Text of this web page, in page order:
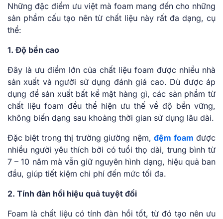
Những đặc điểm ưu việt mà foam mang đến cho những
sản phẩm cấu tạo nên từ chất liệu này rất đa dạng, cụ
thể:
1. Độ bền cao
Đây là ưu điểm lớn của chất liệu foam được nhiều nhà
sản xuất và người sử dụng đánh giá cao. Dù được áp
dụng để sản xuất bất kể mặt hàng gì, các sản phẩm từ
chất liệu foam đều thể hiện ưu thế về độ bền vững,
không biến dạng sau khoảng thời gian sử dụng lâu dài.
Đặc biệt trong thị trường giường nệm,đệm foam được
nhiều người yêu thích bởi có tuổi thọ dài, trung bình từ
7 – 10 năm mà vẫn giữ nguyên hình dạng, hiệu quả ban
đầu, giúp tiết kiệm chi phí đến mức tối đa.
2. Tính đàn hồi hiệu quả tuyệt đối
Foam là chất liệu có tính đàn hồi tốt, từ đó tạo nên ưu